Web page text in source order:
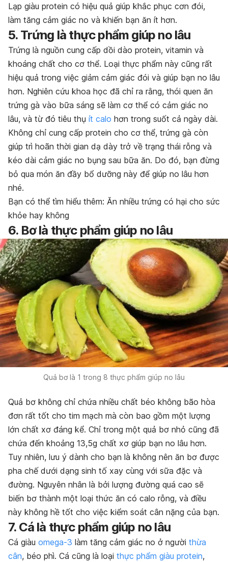
Lạp giàu protein có hiệu quả giúp khắc phục cơn đói,
làm tăng cảm giác no và khiến bạn ăn ít hơn.
5. Trứng là thực phẩm giúp no lâu
Trứng là nguồn cung cấp dồi dào protein, vitamin và
khoáng chất cho cơ thể. Loại thực phẩm này cũng rất
hiệu quả trong việc giảm cảm giác đói và giúp bạn no lâu
hơn. Nghiên cứu khoa học đã chỉ ra rằng, thói quen ăn
trứng gà vào bữa sáng sẽ làm cơ thể có cảm giác no
lâu, và từ đó tiêu thụ ít calo hơn trong suốt cả ngày dài.
Không chỉ cung cấp protein cho cơ thể, trứng gà còn
giúp trì hoãn thời gian dạ dày trở về trạng thái rỗng và
kéo dài cảm giác no bụng sau bữa ăn. Do đó, bạn đừng
bỏ qua món ăn đầy bổ dưỡng này để giúp no lâu hơn
nhé.
Bạn có thể tìm hiểu thêm: Ăn nhiều trứng có hại cho sức
khỏe hay không
6. Bơ là thực phẩm giúp no lâu
Quả bơ là 1 trong 8 thực phẩm giúp no lâu
Quả bơ không chỉ chứa nhiều chất béo không bão hòa
đơn rất tốt cho tim mạch mà còn bao gồm một lượng
lớn chất xơ đáng kể. Chỉ trong một quả bơ nhỏ cũng đã
chứa đến khoảng 13,5g chất xơ giúp bạn no lâu hơn.
Tuy nhiên, lưu ý dành cho bạn là không nên ăn bơ được
pha chế dưới dạng sinh tố xay cùng với sữa đặc và
đường. Nguyên nhân là bởi lượng đường quá cao sẽ
biến bơ thành một loại thức ăn có calo rỗng, và điều
này không hề tốt cho việc kiểm soát cân nặng của bạn.
7. Cá là thực phẩm giúp no lâu
Cá giàu omega-3 làm tăng cảm giác no ở người thừa
cân, béo phì. Cá cũng là loại thực phẩm giàu protein,